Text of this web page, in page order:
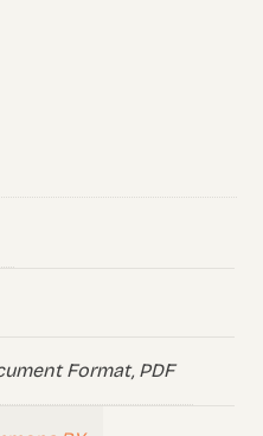
Format, PDF